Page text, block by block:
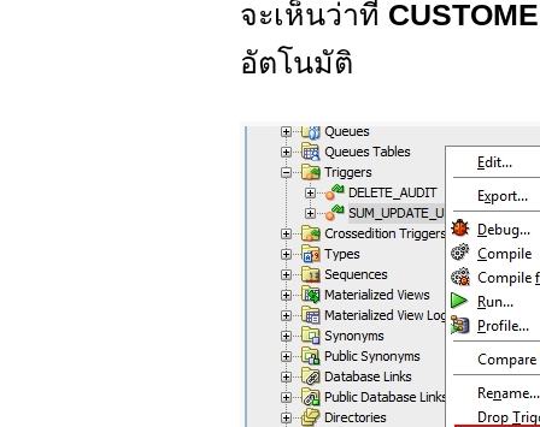
จะเห็นว่าที่
อัตโนมัติ